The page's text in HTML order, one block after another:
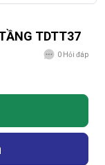
TDTT37
0 Hỏi đáp